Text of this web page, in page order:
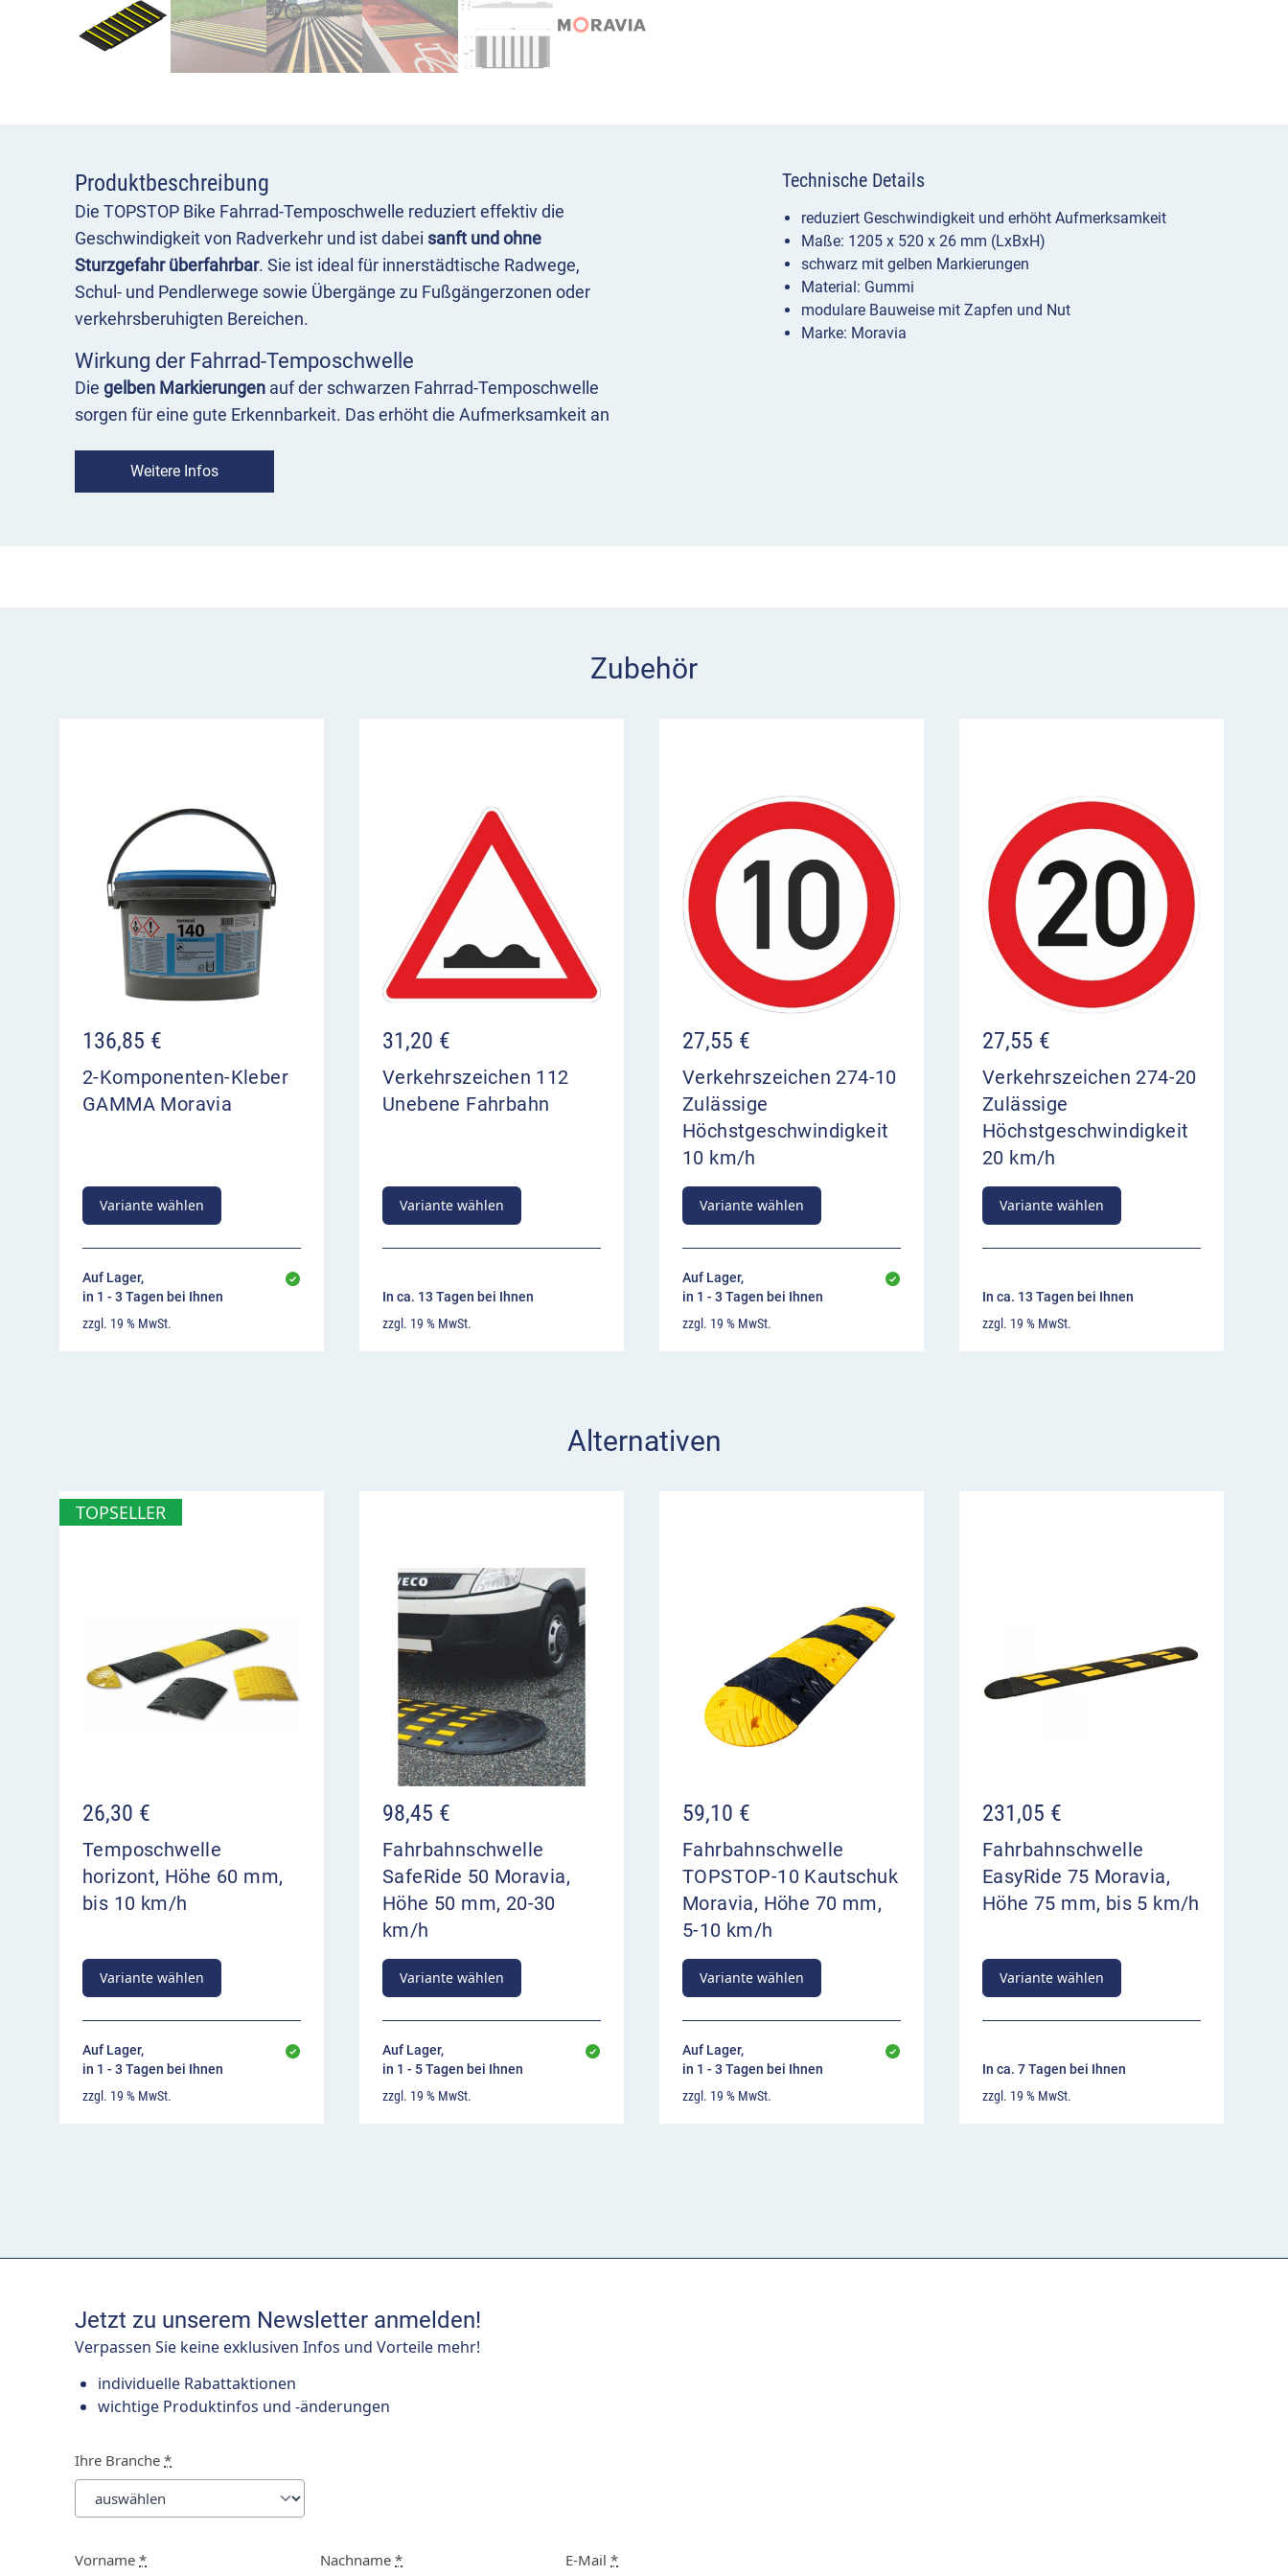
Produktbeschreibung
Die TOPSTOP Bike Fahrrad-Temposchwelle reduziert effektiv die
Geschwindigkeit von Radverkehr und ist dabei sanft und ohne
Sturzgefahr überfahrbar. Sie ist ideal für innerstädtische Radwege,
Schul- und Pendlerwege sowie Übergänge zu Fußgängerzonen oder
verkehrsberuhigten Bereichen.
Wirkung der Fahrrad-Temposchwelle
Die gelben Markierungen auf der schwarzen Fahrrad-Temposchwelle
sorgen für eine gute Erkennbarkeit. Das erhöht die Aufmerksamkeit an
vor der Schwelle. Beim Überfahren sorgt die
eine weitere Temporeduzierung.
Weitere Infos
Technische Details
reduziert Geschwindigkeit und erhöht Aufmerksamkeit
Maße: 1205 x 520 x 26 mm (LxBxH)
schwarz mit gelben Markierungen
Material: Gummi
modulare Bauweise mit Zapfen und Nut
Marke: Moravia
Zubehör
136,85 €
2-Komponenten-Kleber
GAMMA Moravia
Variante wählen
Auf Lager,
in 1 - 3 Tagen bei Ihnen
zzgl. 19 % MwSt.
31,20 €
Verkehrszeichen 112
Unebene Fahrbahn
Variante wählen
In ca. 13 Tagen bei Ihnen
zzgl. 19 % MwSt.
27,55 €
Verkehrszeichen 274-10
Zulässige
Höchstgeschwindigkeit
10 km/h
Variante wählen
Auf Lager,
in 1 - 3 Tagen bei Ihnen
zzgl. 19 % MwSt.
27,55 €
Verkehrszeichen 274-20
Zulässige
Höchstgeschwindigkeit
20 km/h
Variante wählen
In ca. 13 Tagen bei Ihnen
zzgl. 19 % MwSt.
Alternativen
TOPSELLER
26,30 €
Temposchwelle
horizont, Höhe 60 mm,
bis 10 km/h
Variante wählen
Auf Lager,
in 1 - 3 Tagen bei Ihnen
zzgl. 19 % MwSt.
98,45 €
Fahrbahnschwelle
SafeRide 50 Moravia,
Höhe 50 mm, 20-30
km/h
Variante wählen
Auf Lager,
in 1 - 5 Tagen bei Ihnen
zzgl. 19 % MwSt.
59,10 €
Fahrbahnschwelle
TOPSTOP-10 Kautschuk
Moravia, Höhe 70 mm,
5-10 km/h
Variante wählen
Auf Lager,
in 1 - 3 Tagen bei Ihnen
zzgl. 19 % MwSt.
231,05 €
Fahrbahnschwelle
EasyRide 75 Moravia,
Höhe 75 mm, bis 5 km/h
Variante wählen
In ca. 7 Tagen bei Ihnen
zzgl. 19 % MwSt.
Jetzt zu unserem Newsletter anmelden!
Verpassen Sie keine exklusiven Infos und Vorteile mehr!
individuelle Rabattaktionen
wichtige Produktinfos und -änderungen
Ihre Branche *
Vorname * Nachname * E-Mail *